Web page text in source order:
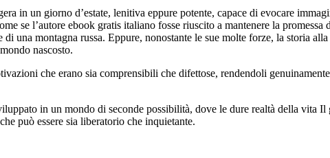
in un giorno d’estate, lenitiva eppure potente, capace di evocare
se l’autore ebook gratis italiano fosse riuscito a mantenere la
una montagna russa. Eppure, nonostante le sue molte forze, la storia
nascosto.
che erano sia comprensibili che difettose, rendendoli
in un mondo di seconde possibilità, dove le dure realtà della vita
può essere sia liberatorio che inquietante.